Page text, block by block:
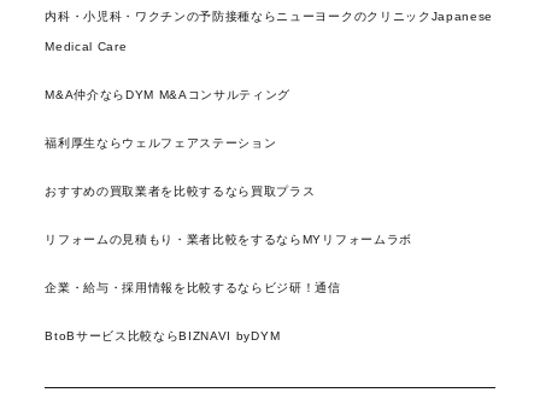
内科・小児科・ワクチンの予防接種ならニューヨークのクリニックJapanese
Medical Care
M&A仲介ならDYM M&Aコンサルティング
福利厚生ならウェルフェアステーション
おすすめの買取業者を比較するなら買取プラス
リフォームの見積もり・業者比較をするならMYリフォームラボ
企業・給与・採用情報を比較するならビジ研！通信
BtoBサービス比較ならBIZNAVI byDYM